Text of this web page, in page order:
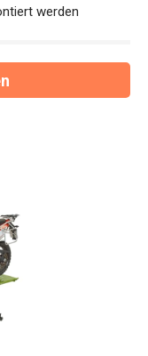
werden